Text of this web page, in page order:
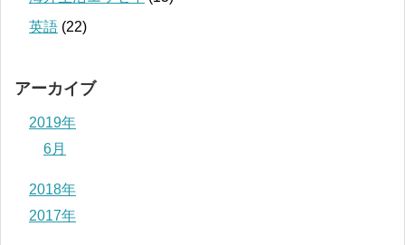
英語 (22)
アーカイブ
2019年
6月
2018年
2017年